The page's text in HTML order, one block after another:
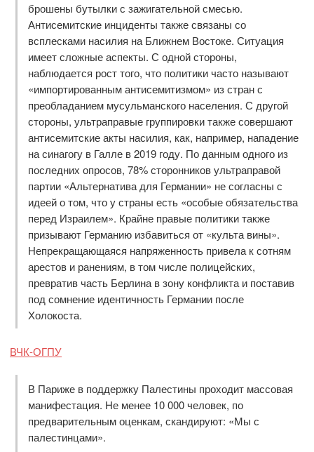
брошены бутылки с зажигательной смесью.
Антисемитские инциденты также связаны со
всплесками насилия на Ближнем Востоке. Ситуация
имеет сложные аспекты. С одной стороны,
наблюдается рост того, что политики часто называют
«импортированным антисемитизмом» из стран с
преобладанием мусульманского населения. С другой
стороны, ультраправые группировки также совершают
антисемитские акты насилия, как, например, нападение
на синагогу в Галле в 2019 году. По данным одного из
последних опросов, 78% сторонников ультраправой
партии «Альтернатива для Германии» не согласны с
идеей о том, что у страны есть «особые обязательства
перед Израилем». Крайне правые политики также
призывают Германию избавиться от «культа вины».
Непрекращающаяся напряженность привела к сотням
арестов и ранениям, в том числе полицейских,
превратив часть Берлина в зону конфликта и поставив
под сомнение идентичность Германии после
Холокоста.
ВЧК-ОГПУ
В Париже в поддержку Палестины проходит массовая
манифестация. Не менее 10 000 человек, по
предварительным оценкам, скандируют: «Мы с
палестинцами».